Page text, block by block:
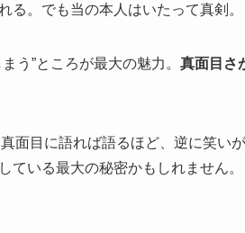
る。でも当の本人はいたって真剣。
う”ところが最大の魅力。 真面目さ
面目に語れば語るほど、逆に笑い
ている最大の秘密かもしれません。